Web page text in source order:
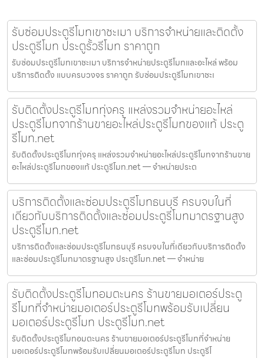
รับซ่อมประตูรีโมทเขาชะเมา บริการจำหน่ายและติดตั้ง
ประตูรีโมท ประตูรั้วรีโมท ราคาถูก
รับซ่อมประตูรีโมทเขาชะเมา บริการจำหน่ายประตูรีโมทและอะไหล่ พร้อม
บริการติดตั้ง แบบครบวงจร ราคาถูก รับซ่อมประตูรีโมทเขาชะเ
รับติดตั้งประตูรีโมททุ่งครุ แหล่งรวมจำหน่ายอะไหล่
ประตูรีโมทจากร้านขายอะไหล่ประตูรีโมทของแท้ ประตู
รีโมท.net
รับติดตั้งประตูรีโมททุ่งครุ แหล่งรวมจำหน่ายอะไหล่ประตูรีโมทจากร้านขาย
อะไหล่ประตูรีโมทของแท้ ประตูรีโมท.net — จำหน่ายประต
บริการติดตั้งและซ่อมประตูรีโมทธนบุรี ครบจบในที่
เดียวกับบริการติดตั้งและซ่อมประตูรีโมทมาตรฐานสูง
ประตูรีโมท.net
บริการติดตั้งและซ่อมประตูรีโมทธนบุรี ครบจบในที่เดียวกับบริการติดตั้ง
และซ่อมประตูรีโมทมาตรฐานสูง ประตูรีโมท.net — จำหน่าย
รับติดตั้งประตูรีโมทอมตะนคร ร้านขายมอเตอร์ประตู
รีโมทที่จำหน่ายมอเตอร์ประตูรีโมทพร้อมรับเปลี่ยน
มอเตอร์ประตูรีโมท ประตูรีโมท.net
รับติดตั้งประตูรีโมทอมตะนคร ร้านขายมอเตอร์ประตูรีโมทที่จำหน่าย
มอเตอร์ประตูรีโมทพร้อมรับเปลี่ยนมอเตอร์ประตูรีโมท ประตูรีโ